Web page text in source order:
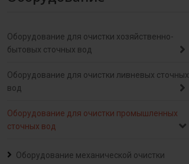
Оборудование для очистки хозяйственно-
бытовых сточных вод
Оборудование для очистки ливневых сточных
вод
Оборудование для очистки промышленных
сточных вод
Оборудование механической очистки